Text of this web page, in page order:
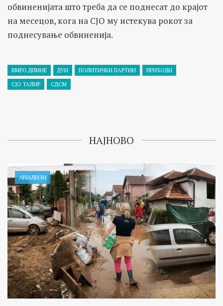
обвиненијата што треба да се поднесат до крајот
на месецов, кога на СЈО му истекува рокот за
поднесување обвиненија.
ВМРО ДПМНЕ ДУИ ПОЛИТИЧКИ ПАРТИИ
ПРИХОДИ
СЈО ТАЛИР
СДСМ
НАЈНОВО
АНАЛИЗИ